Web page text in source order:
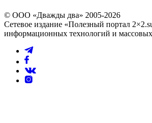
© ООО «Дважды два» 2005-2026
Сетевое издание «Полезный портал
информационных технологий и